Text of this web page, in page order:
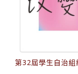
第32屆學生自治